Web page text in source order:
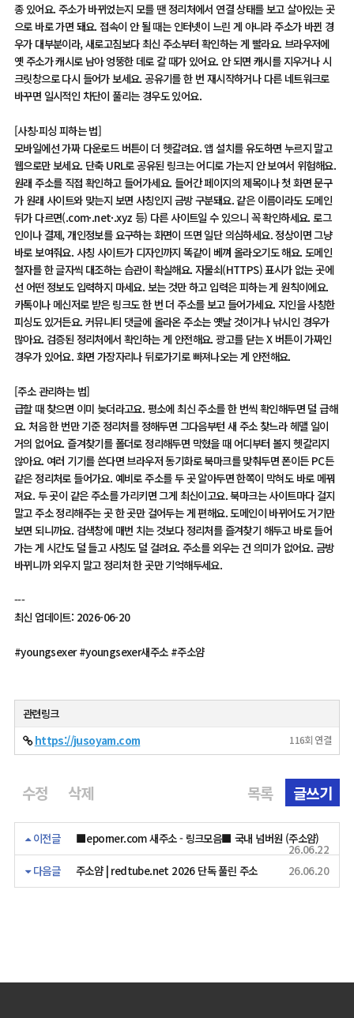
종 있어요. 주소가 바뀌었는지 모를 땐 정리처에서 연결 상태를 보고 살아있는 곳
으로 바로 가면 돼요. 접속이 안 될 때는 인터넷이 느린 게 아니라 주소가 바뀐 경
우가 대부분이라, 새로고침보다 최신 주소부터 확인하는 게 빨라요. 브라우저에
옛 주소가 캐시로 남아 엉뚱한 데로 갈 때가 있어요. 안 되면 캐시를 지우거나 시
크릿창으로 다시 들어가 보세요. 공유기를 한 번 재시작하거나 다른 네트워크로
바꾸면 일시적인 차단이 풀리는 경우도 있어요.
[사칭·피싱 피하는 법]
모바일에선 가짜 다운로드 버튼이 더 헷갈려요. 앱 설치를 유도하면 누르지 말고
웹으로만 보세요. 단축 URL로 공유된 링크는 어디로 가는지 안 보여서 위험해요.
원래 주소를 직접 확인하고 들어가세요. 들어간 페이지의 제목이나 첫 화면 문구
가 원래 사이트와 맞는지 보면 사칭인지 금방 구분돼요. 같은 이름이라도 도메인
뒤가 다르면(.com·.net·.xyz 등) 다른 사이트일 수 있으니 꼭 확인하세요. 로그
인이나 결제, 개인정보를 요구하는 화면이 뜨면 일단 의심하세요. 정상이면 그냥
바로 보여줘요. 사칭 사이트가 디자인까지 똑같이 베껴 올라오기도 해요. 도메인
철자를 한 글자씩 대조하는 습관이 확실해요. 자물쇠(HTTPS) 표시가 없는 곳에
선 어떤 정보도 입력하지 마세요. 보는 것만 하고 입력은 피하는 게 원칙이에요.
카톡이나 메신저로 받은 링크도 한 번 더 주소를 보고 들어가세요. 지인을 사칭한
피싱도 있거든요. 커뮤니티 댓글에 올라온 주소는 옛날 것이거나 낚시인 경우가
많아요. 검증된 정리처에서 확인하는 게 안전해요. 광고를 닫는 X 버튼이 가짜인
경우가 있어요. 화면 가장자리나 뒤로가기로 빠져나오는 게 안전해요.
[주소 관리하는 법]
급할 때 찾으면 이미 늦더라고요. 평소에 최신 주소를 한 번씩 확인해두면 덜 급해
요. 처음 한 번만 기준 정리처를 정해두면 그다음부턴 새 주소 찾느라 헤맬 일이
거의 없어요. 즐겨찾기를 폴더로 정리해두면 막혔을 때 어디부터 볼지 헷갈리지
않아요. 여러 기기를 쓴다면 브라우저 동기화로 북마크를 맞춰두면 폰이든 PC든
같은 정리처로 들어가요. 예비로 주소를 두 곳 알아두면 한쪽이 막혀도 바로 메꿔
져요. 두 곳이 같은 주소를 가리키면 그게 최신이고요. 북마크는 사이트마다 걸지
말고 주소 정리해주는 곳 한 곳만 걸어두는 게 편해요. 도메인이 바뀌어도 거기만
보면 되니까요. 검색창에 매번 치는 것보다 정리처를 즐겨찾기 해두고 바로 들어
가는 게 시간도 덜 들고 사칭도 덜 걸려요. 주소를 외우는 건 의미가 없어요. 금방
바뀌니까 외우지 말고 정리처 한 곳만 기억해두세요.
---
최신 업데이트: 2026-06-20
#youngsexer #youngsexer새주소 #주소얌
관련링크
https://jusoyam.com
116회 연결
수정 삭제 목록 글쓰기
이전글 ■eporner.com 새주소 - 링크모음■ 국내 넘버원 (주소얌)
26.06.22
다음글
주소얌 | redtube.net 2026 단독 풀린 주소 26.06.20